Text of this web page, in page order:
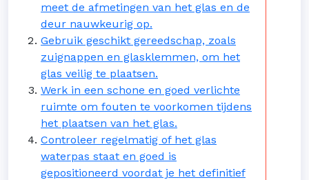
meet de afmetingen van het glas en de
deur nauwkeurig op.
Gebruik geschikt gereedschap, zoals
zuignappen en glasklemmen, om het
glas veilig te plaatsen.
Werk in een schone en goed verlichte
ruimte om fouten te voorkomen tijdens
het plaatsen van het glas.
Controleer regelmatig of het glas
waterpas staat en goed is
gepositioneerd voordat je het definitief